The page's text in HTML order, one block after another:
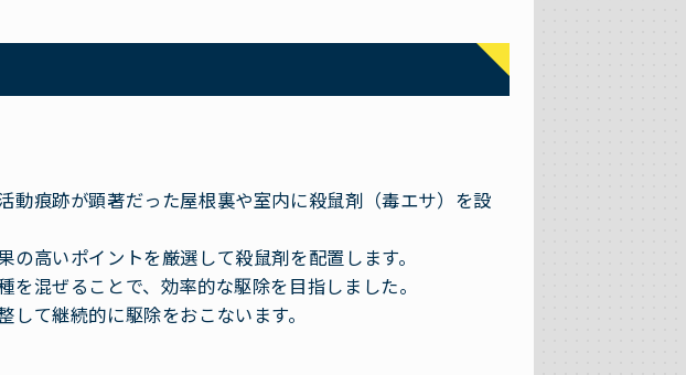
動痕跡が顕著だった屋根裏や室内に殺鼠剤（毒エサ）を設
高いポイントを厳選して殺鼠剤を配置します。
混ぜることで、効率的な駆除を目指しました。
て継続的に駆除をおこないます。